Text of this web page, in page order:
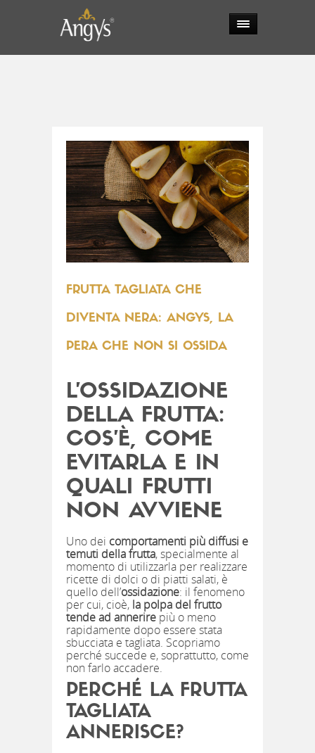
FRUTTA TAGLIATA CHE
DIVENTA NERA: ANGYS, LA
PERA CHE NON SI OSSIDA
L’OSSIDAZIONE
DELLA FRUTTA:
COS’È, COME
EVITARLA E IN
QUALI FRUTTI
NON AVVIENE
Uno dei comportamenti più diffusi e
temuti della frutta, specialmente al
momento di utilizzarla per realizzare
ricette di dolci o di piatti salati, è
quello dell’ossidazione: il fenomeno
per cui, cioè, la polpa del frutto
tende ad annerire più o meno
rapidamente dopo essere stata
sbucciata e tagliata. Scopriamo
perché succede e, soprattutto, come
non farlo accadere.
PERCHÉ LA FRUTTA
TAGLIATA
ANNERISCE?